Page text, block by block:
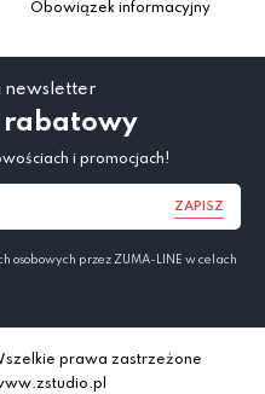
Obowiązek informacyjny
newsletter
rabatowy
i promocjach!
ZAPISZ
przez ZUMA-LINE w celach
prawa zastrzeżone